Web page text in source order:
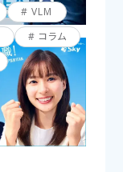
VLM
コラム